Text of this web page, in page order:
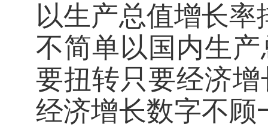
以生产总值增长
不简单以国内生
要扭转只要经济
经济增长数字不顾